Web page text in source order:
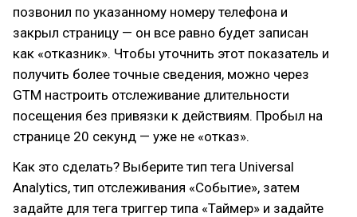
позвонил по указанному номеру телефона и
закрыл страницу — он все равно будет записан
как «отказник». Чтобы уточнить этот показатель и
получить более точные сведения, можно через
GTM настроить отслеживание длительности
посещения без привязки к действиям. Пробыл на
странице 20 секунд — уже не «отказ».
Как это сделать? Выберите тип тега Universal
Analytics, тип отслеживания «Событие», затем
задайте для тега триггер типа «Таймер» и задайте